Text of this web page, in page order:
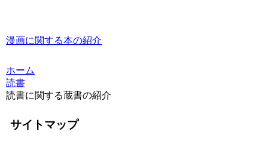
漫画に関する本の紹介
ホーム
読書
読書に関する蔵書の紹介
サイトマップ